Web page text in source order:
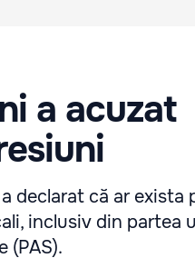
a acuzat
declarat că ar exista
inclusiv din partea
(PAS).